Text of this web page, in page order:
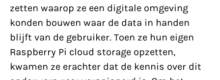
zetten waarop ze een digitale omgeving
konden bouwen waar de data in handen
blijft van de gebruiker. Toen ze hun eigen
Raspberry Pi cloud storage opzetten,
kwamen ze erachter dat de kennis over dit